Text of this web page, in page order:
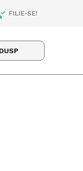
FILIE-SE!